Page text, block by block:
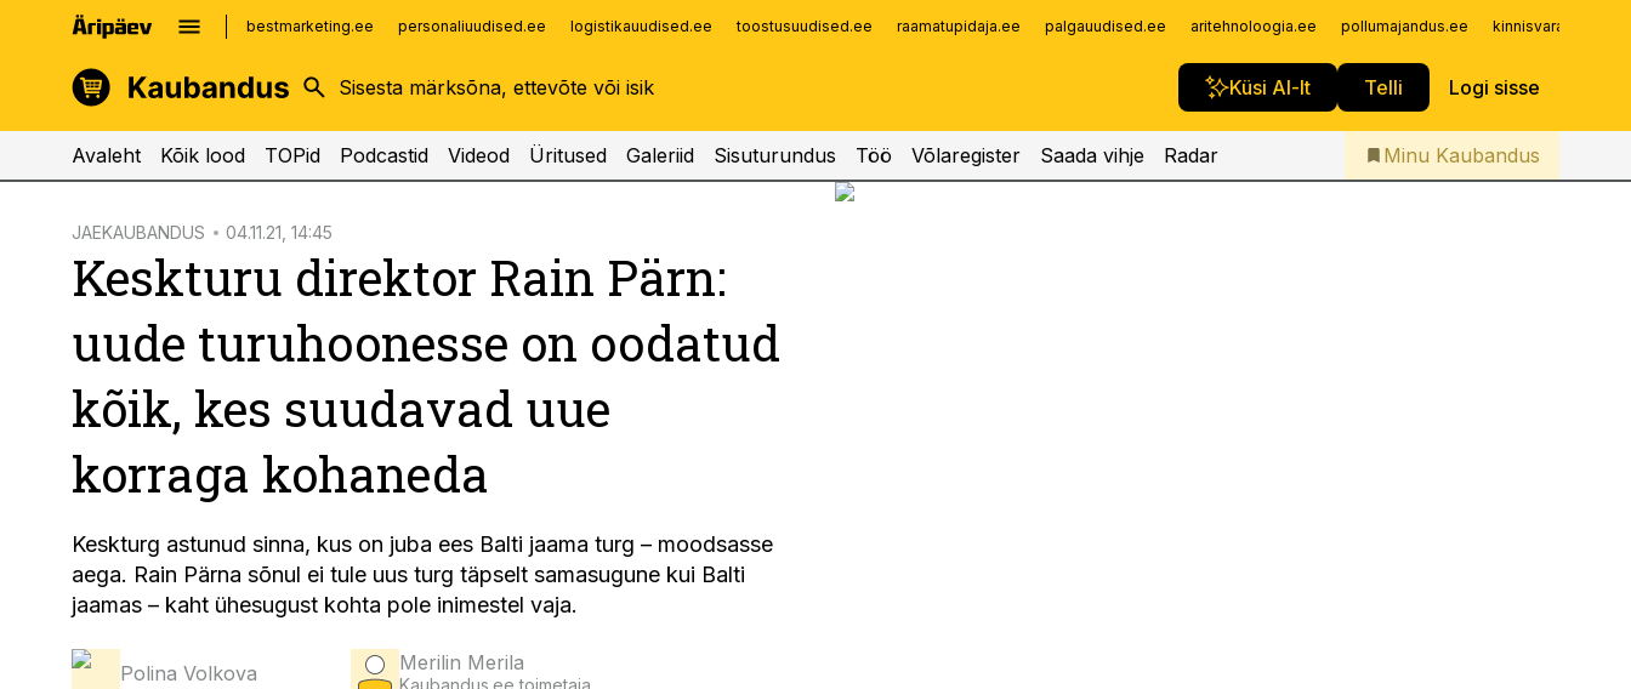
bestmarketing.ee personaliuudised.ee logistikauudised.ee toostusuudised.ee raamatupidaja.ee palgauudised.ee aritehnoloogia.ee pollumajandus.ee
Küsi AI-lt Telli Logi sisse
kinnisvarauudised.ee
logistikauudised.ee
imelineajalugu.ee
Infopank
Iseteenindus
Telli Kaubandus
Avaleht Kõik lood TOPid Podcastid Videod Üritused Galeriid Sisuturundus Töö Võlaregister Saada vihje Radar Minu Kaubandus
JAEKAUBANDUS 04.11.21, 14:45
Keskturu direktor Rain Pärn:
uude turuhoonesse on oodatud
kõik, kes suudavad uue
korraga kohaneda
Keskturg astunud sinna, kus on juba ees Balti jaama turg – moodsasse
aega. Rain Pärna sõnul ei tule uus turg täpselt samasugune kui Balti
jaamas – kaht ühesugust kohta pole inimestel vaja.
Polina Volkova Merilin Merila
Kaubandus.ee toimetaja
Keskturu uus direktor Rain Pärn käib ka ise Helmuti hapukapsast maitsmas ja ostmas.
Foto:
Liis Treimann